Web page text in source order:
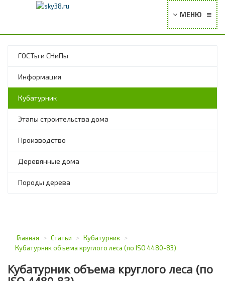
МЕНЮ
Проекты
ГОСТы и СНиПы
Информация
Кубатурник
Этапы строительства дома
Производство
Деревянные дома
Породы дерева
Главная > Статьи > Кубатурник
>
Кубатурник объема круглого леса (по ISO 4480-83)
Кубатурник объема круглого леса (по